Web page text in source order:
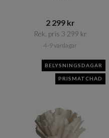
2 299 kr​​
Rek. pris 3 299 kr​​
4-9 vardagar
BELYSNINGSDAGAR
PRISMATCHAD